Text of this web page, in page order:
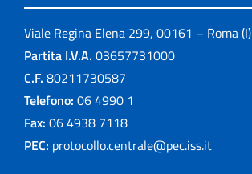
Viale Regina Elena 299, 00161 – Roma (I)
Partita I.V.A. 03657731000
C.F. 80211730587
Telefono: 06 4990 1
Fax: 06 4938 7118
PEC: protocollo.centrale@pec.iss.it